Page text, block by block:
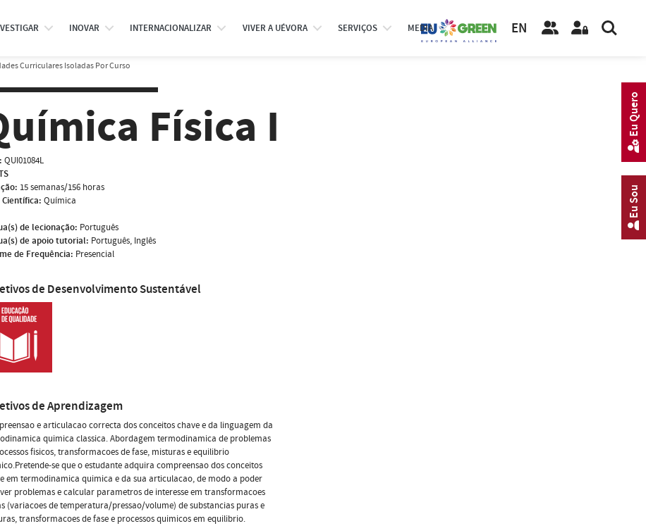
INOVAR INTERNACIONALIZAR VIVER A UÉVORA SERVIÇOS MEDIA EN
Curriculares Isoladas Por Curso
Física I
QUI01084L
15 semanas/156 horas
Científica: Química
de lecionação: Português
de apoio tutorial: Português, Inglês
de Frequência: Presencial
de Desenvolvimento Sustentável
de Aprendizagem
e articulacao correcta dos conceitos chave e da linguagem da
quimica classica. Abordagem termodinamica de problemas
fisicos, transformacoes de fase, misturas e equilibrio
se que o estudante adquira compreensao dos conceitos
em termodinamica quimica e da sua articulacao, de modo a poder
problemas e calcular parametros de interesse em transformacoes
(variacoes de temperatura/pressao/volume) de substancias puras e
transformacoes de fase e processos quimicos em equilibrio.
Eu Sou
Eu Quero